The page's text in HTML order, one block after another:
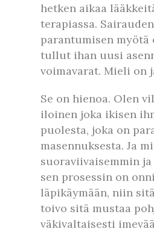
hetken aikaa
terapiassa.
parantumisen myötä
tullut ihan uusi
voimavarat. Mieli on
Se on hienoa. Olen
iloinen joka ikisen
puolesta, joka on
masennuksesta. Ja
suoraviivaisemmin
sen prosessin on
läpikäymään, niin
toivo sitä mustaa
väkivaltaisesti